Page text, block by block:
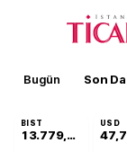
Bugün Son
BIST
13.779,39
USD